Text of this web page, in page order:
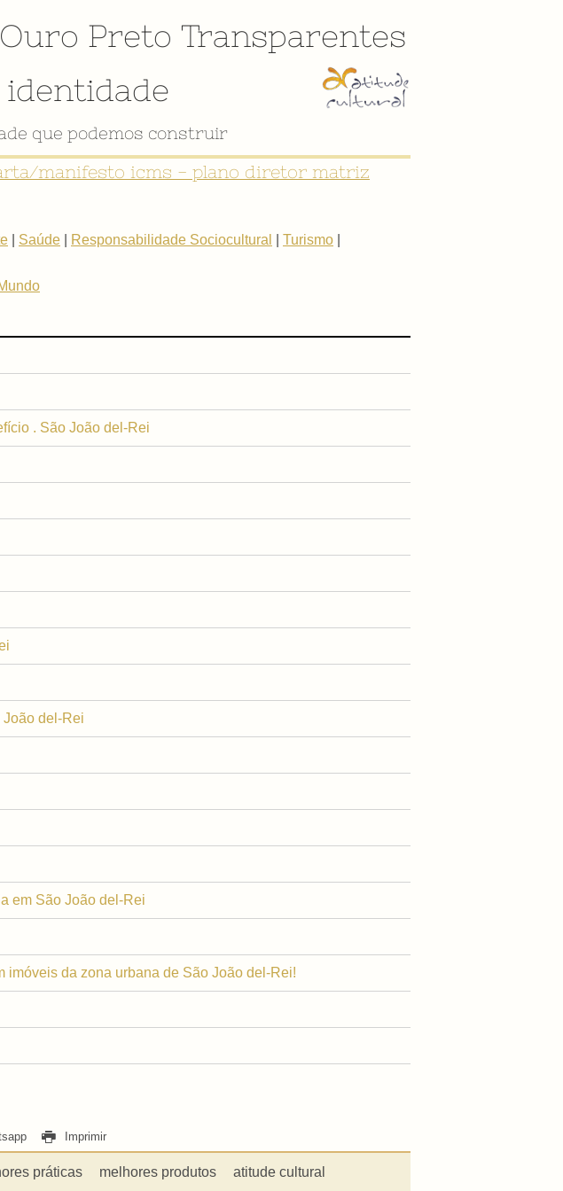
Ouro Preto Transparentes
que podemos construir
manifesto icms - plano diretor matriz
Saúde Responsabilidade Sociocultural Turismo
. São João del-Rei
João del-Rei
em São João del-Rei
imóveis da zona urbana de São João del-Rei!
Imprimir
práticas melhores produtos
atitude cultural